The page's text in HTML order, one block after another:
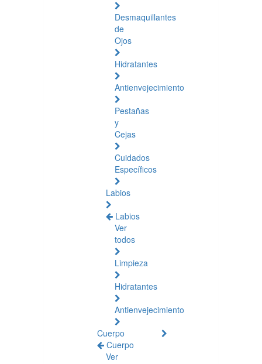
Desmaquillantes
de
Ojos
Hidratantes
Antienvejecimiento
Pestañas
y
Cejas
Cuidados
Específicos
Labios
Labios
Ver
todos
Limpieza
Hidratantes
Antienvejecimiento
Cuerpo
Cuerpo
Ver